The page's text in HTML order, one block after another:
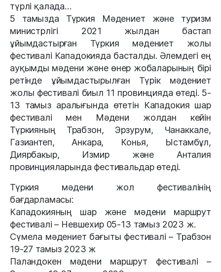
түрлі қалада…
5 тамызда Түркия Мәдениет және туризм
министрлігі 2021 жылдан бастап
ұйымдастырған Түркия мәдениет жолы
фестивалі Кападокияда басталды. Әлемдегі ең
ауқымды мәдени және өнер жобаларының бірі
ретінде ұйымдастырылған Түрік мәдениет
жолы фестивалі биыл 11 провинцияда өтеді. 5-
13 тамыз аралығында өтетін Кападокия шар
фестивалі мен Мәдени жолдан кейін
Түркияның Трабзон, Эрзурум, Чанаккале,
Газиантеп, Анкара, Конья, Ыстамбұл,
Диярбакыр, Измир және Анталия
провинцияларында фестивальдар өтеді.
Түркия мәдени жол фестивалінің
бағдарламасы:
Кападокияның шар және мәдени маршрут
фестивалі – Невшехир 05-13 тамыз 2023 ж.
Сүмела мәдениет бағыты фестивалі – Трабзон
19-27 тамыз 2023 ж
Паландокен мәдени маршрут фестивалі –